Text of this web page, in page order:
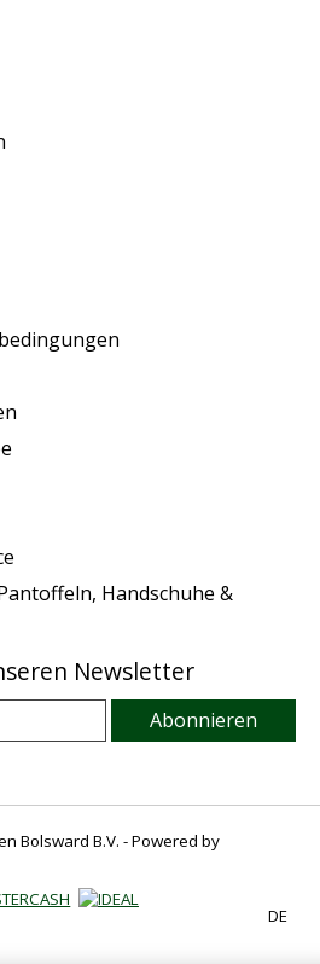
Handschuhe &
Newsletter
Abonnieren
Bolsward B.V. - Powered by
DE